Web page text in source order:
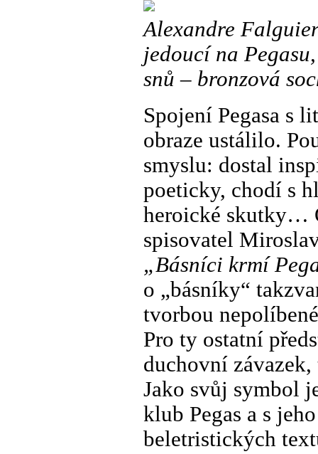
Alexandre
jedoucí na
snů – bronzová
Spojení Pegasa s
obraze ustálilo.
smyslu: dostal
poeticky, chodí s
heroické skutky…
spisovatel
„Básníci krmí
o „básníky“
tvorbou
Pro ty ostatní
duchovní
Jako svůj symbol
klub Pegas a s
beletristických